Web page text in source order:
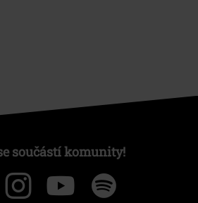
součástí komunity!